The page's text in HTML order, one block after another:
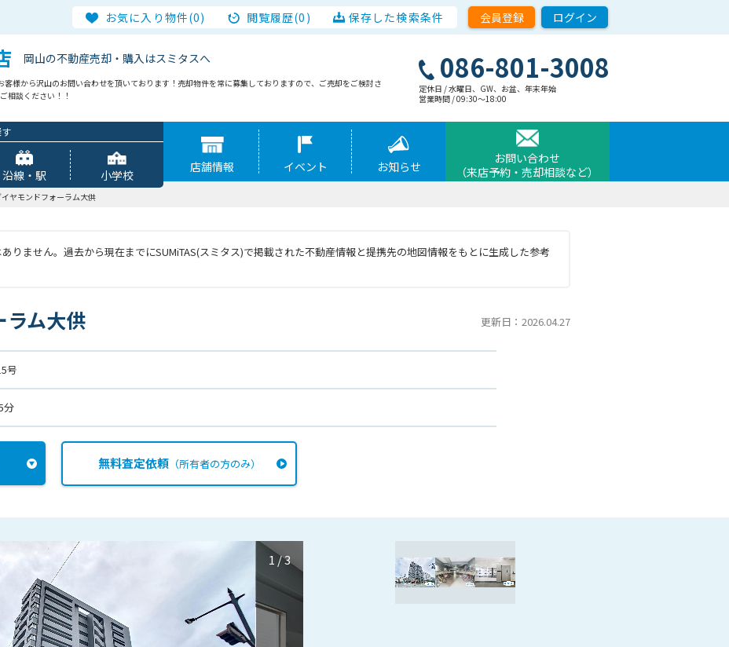
お気に入り物件(0) 閲覧履歴(0) 保存した検索条件 会員登録 ログイン
岡山の不動産売却・購入はスミタスへ
様から沢山のお問い合わせを頂いております！売却物件を常に募集しておりますので、ご売却をご検討さ
相談ください！！
086-801-3008
定休日 / 水曜日、GW、お盆、年末年始
営業時間 / 09:30〜18:00
沿線・駅 小学校
店舗情報 イベント お知らせ
お問い合わせ
（来店予約・売却相談など）
イヤモンドフォーラム大供
りません。過去から現在までにSUMiTAS(スミタス)で掲載された不動産情報と提携先の地図情報をもとに生成した参考
ラム大供 更新日：2026.04.27
1/3
号
分
無料査定依頼（所有者の方のみ）